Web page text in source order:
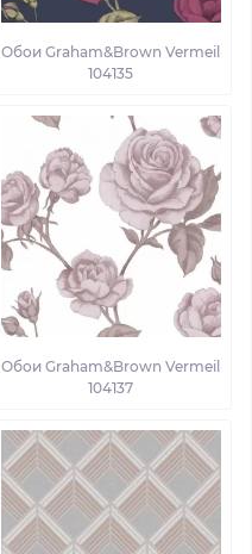
Обои Graham&Brown Vermeil
104135
Обои Graham&Brown Vermeil
104137